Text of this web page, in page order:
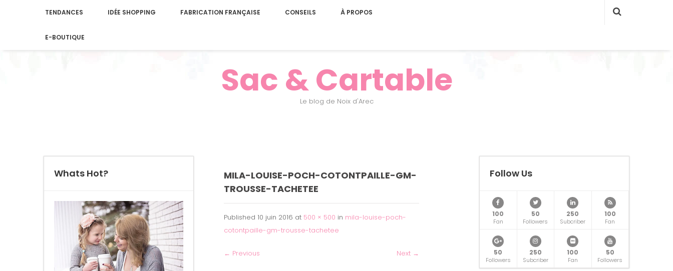
TENDANCES IDÉE SHOPPING FABRICATION FRANÇAISE CONSEILS À PROPOS
E-BOUTIQUE
Sac & Cartable
Le blog de Noix d'Arec
Whats Hot?
MILA-LOUISE-POCH-COTONTPAILLE-GM-
TROUSSE-TACHETEE
Published 10 juin 2016 at 500 × 500 in mila-louise-poch-
cotontpaille-gm-trousse-tachetee
← Previous Next →
Follow Us
100
Fan
50
Followers
250
Subcriber
100
Fan
50
Followers
250
Subcriber
100
Fan
50
Followers